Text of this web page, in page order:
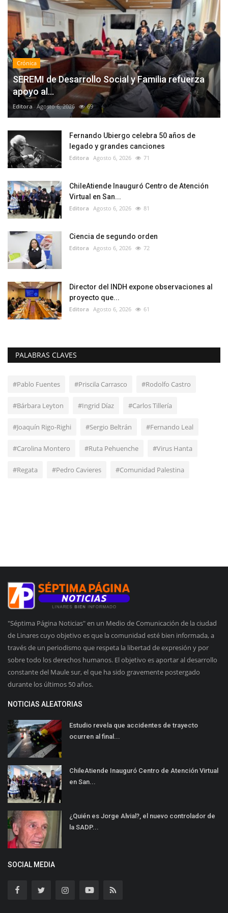
Crónica
SEREMI de Desarrollo Social y Familia refuerza
apoyo al...
Editora Agosto 6, 2026 69
Fernando Ubiergo celebra 50 años de
legado y grandes canciones
Editora Agosto 6, 2026 71
ChileAtiende Inauguró Centro de Atención
Virtual en San...
Editora Agosto 6, 2026 81
Ciencia de segundo orden
Editora Agosto 6, 2026 72
Director del INDH expone observaciones al
proyecto que...
Editora Agosto 6, 2026 61
PALABRAS CLAVES
#Pablo Fuentes #Priscila Carrasco #Rodolfo Castro
#Bárbara Leyton #Ingrid Díaz #Carlos Tillería
#Joaquín Rigo-Righi #Sergio Beltrán #Fernando Leal
#Carolina Montero #Ruta Pehuenche #Virus Hanta
#Regata #Pedro Cavieres #Comunidad Palestina
"Séptima Página Noticias" en un Medio de Comunicación de la ciudad
de Linares cuyo objetivo es que la comunidad esté bien informada, a
través de un periodismo que respeta la libertad de expresión y por
sobre todo los derechos humanos. El objetivo es aportar al desarrollo
constante del Maule sur, el que ha sido gravemente postergado
durante los últimos 50 años.
NOTICIAS ALEATORIAS
Estudio revela que accidentes de trayecto
ocurren al final...
ChileAtiende Inauguró Centro de Atención Virtual
en San...
¿Quién es Jorge Alvial?, el nuevo controlador de
la SADP...
SOCIAL MEDIA